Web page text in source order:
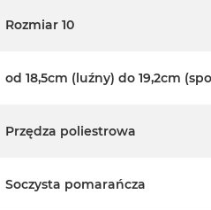
Rozmiar 10
od 18,5cm (luźny) do 19,2cm
Przędza poliestrowa
Soczysta pomarańcza